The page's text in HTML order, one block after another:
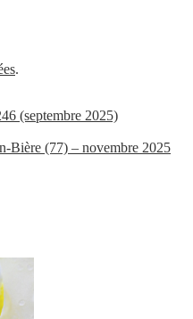
.
(septembre 2025)
Bière (77) – novembre 2025